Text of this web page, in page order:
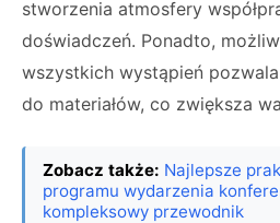
stworzenia atmosfery
doświadczeń. Ponadto,
wszystkich wystąpień
do materiałów, co zwiększa
Zobacz także: Najlepsze
programu wydarzenia
kompleksowy przewodnik